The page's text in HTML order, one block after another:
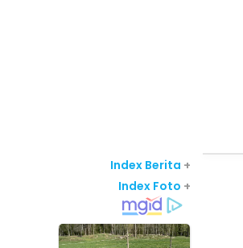
Index Berita +
Index Foto +